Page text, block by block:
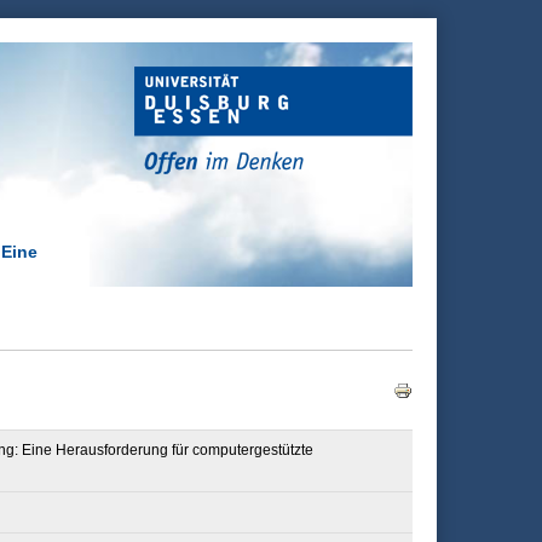
Eine Herausforderung für computergestützte